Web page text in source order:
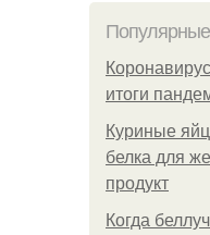
итоги
Куриные
белка для
продукт
Когда